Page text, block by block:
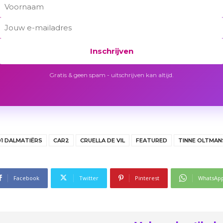
Inschrijven
Gratis & geen spam - uitschrijven kan altijd.
DALMATIËRS CAR2 CRUELLA DE VIL FEATURED TINNE
Facebook Twitter Pinterest